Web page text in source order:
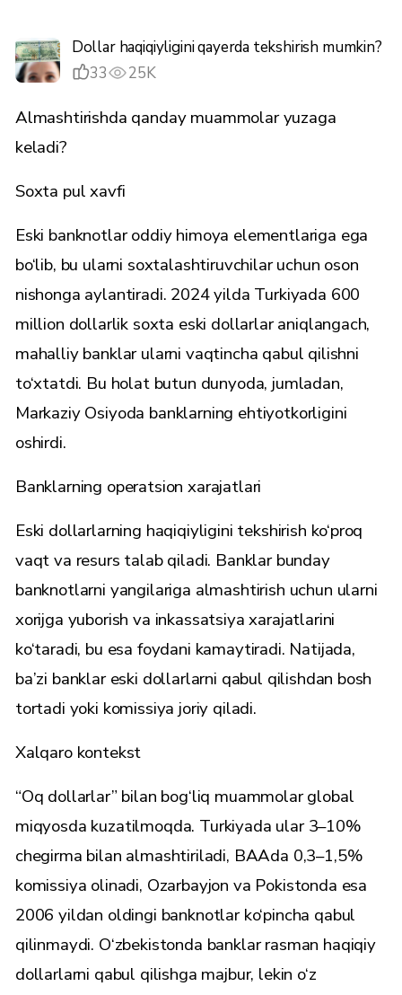
Dollar haqiqiyligini qayerda tekshirish mumkin?
33
25K
Almashtirishda qanday muammolar yuzaga
keladi?
Soxta pul xavfi
Eski banknotlar oddiy himoya elementlariga ega
bo‘lib, bu ularni soxtalashtiruvchilar uchun oson
nishonga aylantiradi. 2024 yilda Turkiyada 600
million dollarlik soxta eski dollarlar aniqlangach,
mahalliy banklar ularni vaqtincha qabul qilishni
to‘xtatdi. Bu holat butun dunyoda, jumladan,
Markaziy Osiyoda banklarning ehtiyotkorligini
oshirdi.
Banklarning operatsion xarajatlari
Eski dollarlarning haqiqiyligini tekshirish ko‘proq
vaqt va resurs talab qiladi. Banklar bunday
banknotlarni yangilariga almashtirish uchun ularni
xorijga yuborish va inkassatsiya xarajatlarini
ko‘taradi, bu esa foydani kamaytiradi. Natijada,
ba’zi banklar eski dollarlarni qabul qilishdan bosh
tortadi yoki komissiya joriy qiladi.
Xalqaro kontekst
“Oq dollarlar” bilan bog‘liq muammolar global
miqyosda kuzatilmoqda. Turkiyada ular 3–10%
chegirma bilan almashtiriladi, BAAda 0,3–1,5%
komissiya olinadi, Ozarbayjon va Pokistonda esa
2006 yildan oldingi banknotlar ko‘pincha qabul
qilinmaydi. O‘zbekistonda banklar rasman haqiqiy
dollarlarni qabul qilishga majbur, lekin o‘z